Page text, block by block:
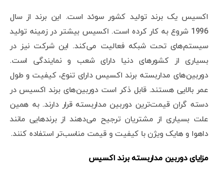
اکسیس یک برند تولید کشور سوئد است. این برند از سال
1996 شروع به کار کرده است. اکسیس بیشتر در زمینه تولید
سیستم‌های تحت شبکه فعالیت می‌کند. این شرکت نیز در
بسیاری از کشورهای دنیا دارای شعب و نمایندگی است.
دوربین‌های مداربسته برند اکسیس دارای تنوع، کیفیت و طول
عمر بالایی هستند. قابل ذکر است دوربین‌های برند اکسیس در
دسته گران قیمت‌ترین دوربین مداربسته قرار دارند. به همین
علت بسیاری از مشتریان ترجیح می‌دهند از برندهایی مانند
داهوا و هایک ویژن با کیفیت و قیمت مناسب‌تر استفاده کنند.
مزایای دوربین مداربسته برند اکسیس